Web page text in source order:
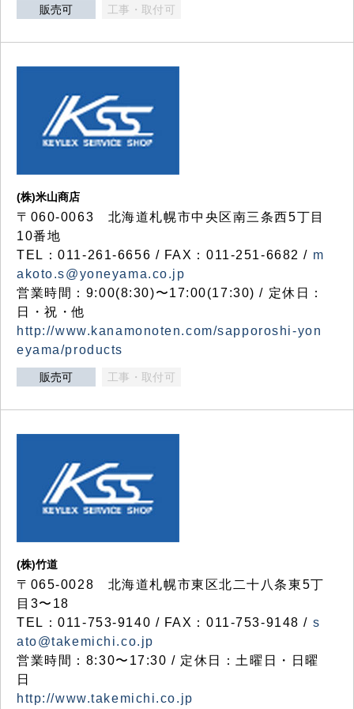
販売可 工事・取付可
(株)米山商店
〒060-0063 北海道札幌市中央区南三条西5丁目
10番地
TEL：011-261-6656 / FAX：011-251-6682 / m
akoto.s@yoneyama.co.jp
営業時間：9:00(8:30)〜17:00(17:30) / 定休日：
日・祝・他
http://www.kanamonoten.com/sapporoshi-yon
eyama/products
販売可 工事・取付可
(株)竹道
〒065-0028 北海道札幌市東区北二十八条東5丁
目3〜18
TEL：011-753-9140 / FAX：011-753-9148 / s
ato@takemichi.co.jp
営業時間：8:30〜17:30 / 定休日：土曜日・日曜
日
http://www.takemichi.co.jp